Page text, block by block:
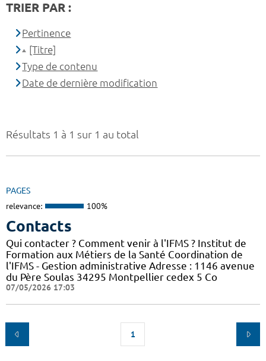
Résultats 1 à 1 sur 1 au total
PAGES
relevance: 100%
Contacts
Qui contacter ? Comment venir à l'IFMS ? Institut de
Formation aux Métiers de la Santé Coordination de
l'IFMS - Gestion administrative Adresse : 1146 avenue
du Père Soulas 34295 Montpellier cedex 5 Co
07/05/2026 17:03
1
TRIER PAR :
Pertinence
[Titre]
Type de contenu
Date de dernière modification